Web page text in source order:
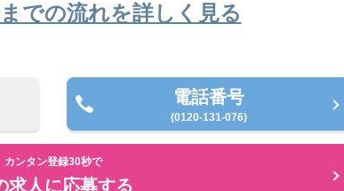
での流れを詳しく見る
電話番号
(0120-131-076)
カンタン登録30秒で
求人に応募する